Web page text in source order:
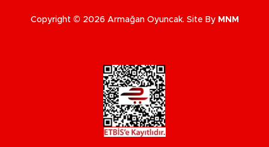
Copyright © 2026 Armağan Oyuncak. Site By MNM